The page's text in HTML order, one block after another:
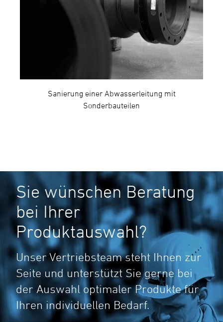
Sanierung einer Abwasserleitung mit
Sonderbauteilen
Sie wünschen Beratung
bei Ihrer
Produktauswahl?
Unser Vertriebsteam steht Ihnen zur
Seite und unterstützt Sie gerne bei
der Auswahl optimaler Produkte für
Ihren individuellen Bedarf.